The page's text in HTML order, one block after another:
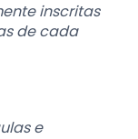
inscritas
de cada
e